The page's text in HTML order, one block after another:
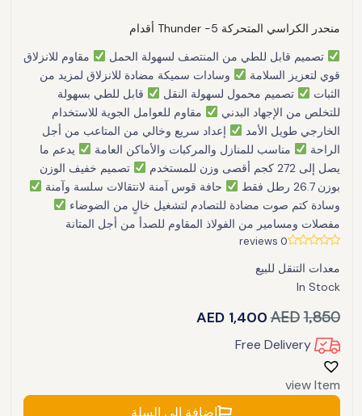
منحدر الكراسي المتحركة Thunder -5 أقدام
تصميم قابل للطي من المنتصف لسهولة الحمل
مقاوم للانزلاق
قوي لتعزيز السلامة
وسادات سميكة مضادة للانزلاق لمزيد من
الثبات
تصميم محمول لسهولة النقل
قابل للطي بسهولة
للتخلص من الإجهاد البدني
مقاوم للعوامل الجوية للاستخدام
الخارجي طويل الأمد
إعداد سريع وخالي من المتاعب من أجل
الراحة
مناسب للمنازل والمركبات والأماكن العامة
يدعم ما
يصل إلى 272 كجم أقصى وزن للمستخدم
تصميم خفيف الوزن
بوزن 26.7 رطل فقط
حافة قوس آمنة لانتقالات سلسة وآمنة
وسادة كتم صوت مضادة للتصادم لتشغيل خالٍ من الضوضاء
مفصلات ومسامير من الفولاذ المقاوم للصدأ من أجل المتانة
0 reviews
معدات التنقل للبيع
In Stock
AED 1,850
AED 1,400
Free Delivery
view Item
إضافة إلى السلة